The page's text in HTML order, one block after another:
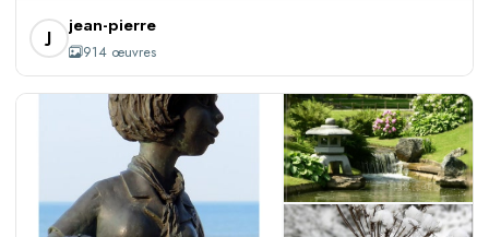
J jean-pierre
914 œuvres